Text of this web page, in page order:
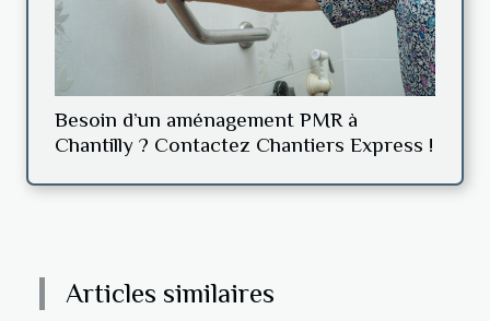
Besoin d’un aménagement PMR à
Chantilly ? Contactez Chantiers Express !
Articles similaires